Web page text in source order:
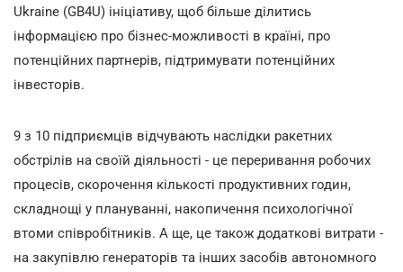
Ukraine (GB4U) ініціативу, щоб більше ділитись
інформацією про бізнес-можливості в країні, про
потенційних партнерів, підтримувати потенційних
інвесторів.
9 з 10 підприємців відчувають наслідки ракетних
обстрілів на своїй діяльності - це переривання робочих
процесів, скорочення кількості продуктивних годин,
складнощі у плануванні, накопичення психологічної
втоми співробітників. А ще, це також додаткові витрати -
на закупівлю генераторів та інших засобів автономного